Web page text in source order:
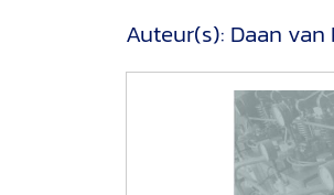
Auteur(s): Daan van